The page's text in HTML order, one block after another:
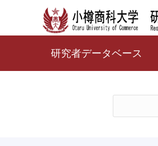
研究者データベース